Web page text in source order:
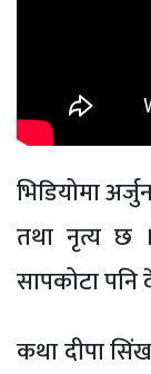
भिडियोमा
तथा नृत्य छ ।
सापकोटा
कथा दीपा